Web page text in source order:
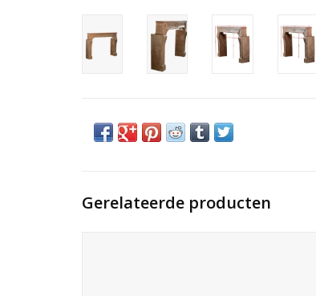
Gerelateerde producten